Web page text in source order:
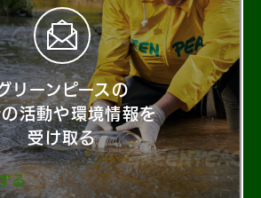
リーンピースの
活動や環境情報を
受け取る
る